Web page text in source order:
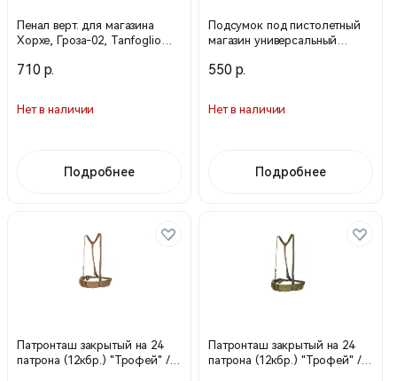
Пенал верт. для магазина
Хорхе, Гроза-02, Tanfoglio
50 мм / 43154005 (Stich Profi)
710 р.
Нет в наличии
Подробнее
Подсумок под пистолетный
магазин универсальный
550 р.
Нет в наличии
Подробнее
Патронташ закрытый на 24
патрона (12кбр.) "Трофей" /
Патронташ закрытый на 24
патрона (12кбр.) "Трофей" /